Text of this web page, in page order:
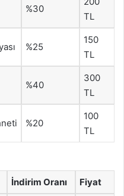
%30
TL
%25
150
TL
%40
300
TL
%20
100
TL
İndirim Oranı Fiyat